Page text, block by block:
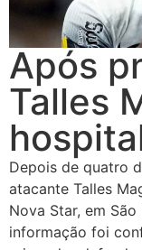
Após
Talles
Depois de quatro
atacante Talles
Nova Star, em
informação foi